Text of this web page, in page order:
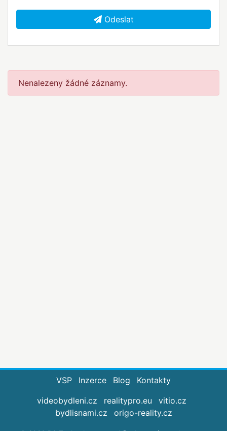
Odeslat
Nenalezeny žádné záznamy.
VSP Inzerce Blog
Kontakty
videobydleni.cz
realitypro.eu
vitio.cz
bydlisnami.cz
origo-reality.cz